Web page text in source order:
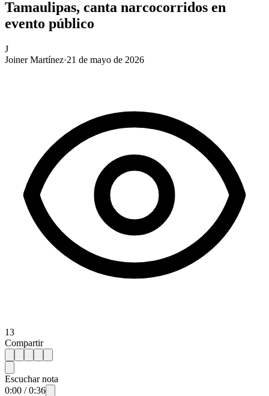
Tamaulipas, canta narcocorridos en
evento público
J
Joiner Martínez·21 de mayo de 2026
13
Compartir
Escuchar nota
0:00 /0:36